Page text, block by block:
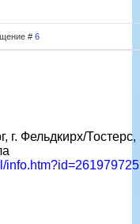
# 6
г. Фельдкирх/
info.htm?id=261979725